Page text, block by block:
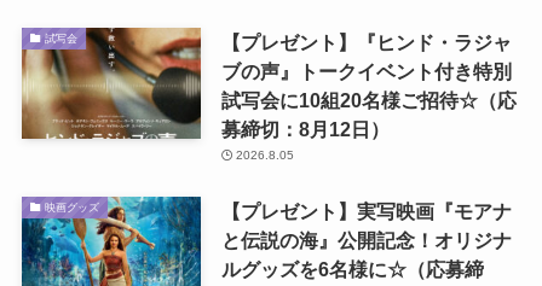
試写会
【プレゼント】『ヒンド・ラジャ
ブの声』トークイベント付き特別
試写会に10組20名様ご招待☆（応
募締切：8月12日）
2026.8.05
映画グッズ
【プレゼント】実写映画『モアナ
と伝説の海』公開記念！オリジナ
ルグッズを6名様に☆（応募締